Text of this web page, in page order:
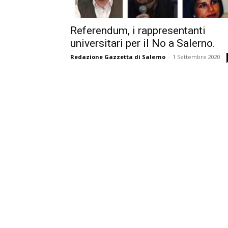
Referendum, i rappresentanti
universitari per il No a Salerno.
Redazione Gazzetta di Salerno - 1 Settembre 2020